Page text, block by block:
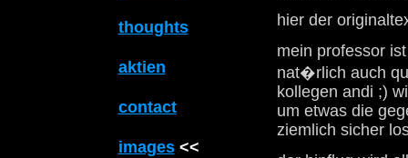
thoughts
aktien
contact
images<<
hier der
mein professor
nat�rlich auch
kollegen andi ;)
um etwas die
ziemlich sicher